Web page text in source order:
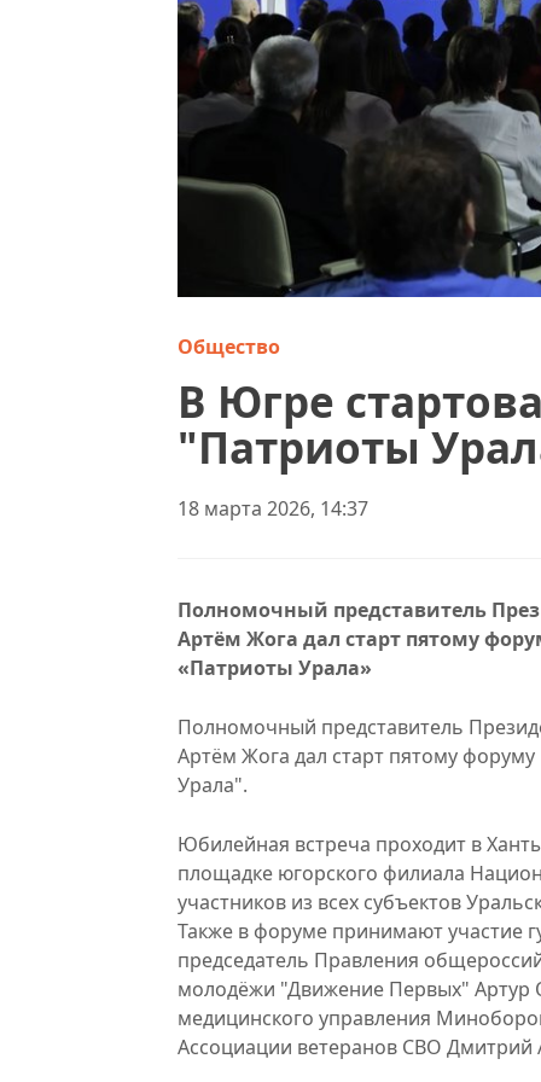
Общество
В Югре
"Патриоты
18 марта 2026, 14:37
Полномочный представитель
Артём Жога дал старт пятому
«Патриоты Урала»
Полномочный представитель
Артём Жога дал старт пятому
Урала".
Юбилейная встреча проходит в
площадке югорского филиала
участников из всех субъектов
Также в форуме принимают участие
председатель Правления
молодёжи "Движение Первых" Артур
медицинского управления
Ассоциации ветеранов СВО Дмитрий